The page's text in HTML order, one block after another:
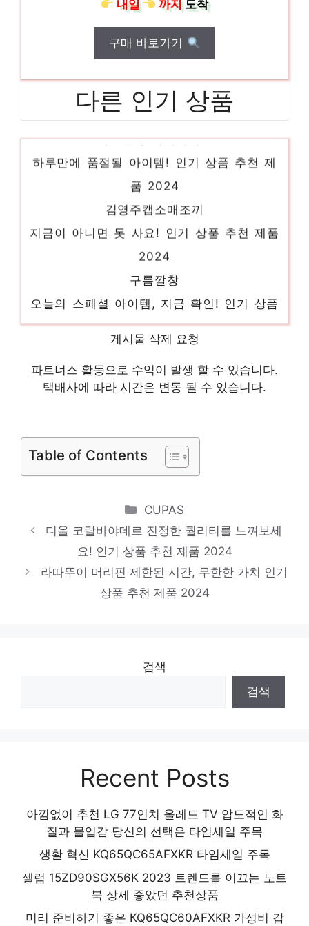
내일
까지도착
구매 바로가기
다른 인기 상품
T236MOP137W
화려한 스타일, 지금 경험하세요! 인기 상품
추천 제품 2024
천 제품 2024
NED4PP1502
당신만의 특별한 아이템! 인기 상품 추천 제
품 2024
토이엠원터치믹스컵
일상에 특별함을 더하는 제품 인기 상품 추천
제품 2024
게시물 삭제 요청
파트너스 활동으로 수익이 발생 할 수 있습니다.
택배사에 따라 시간은 변동 될 수 있습니다.
Table of Contents
Categories
CUPAS
디올 코랄바야데르 진정한 퀄리티를 느껴보세
요! 인기 상품 추천 제품 2024
라따뚜이 머리핀 제한된 시간, 무한한 가치 인기
상품 추천 제품 2024
검색
검색
Recent Posts
아낌없이 추천 LG 77인치 올레드 TV 압도적인 화
질과 몰입감 당신의 선택은 타임세일 주목
생활 혁신 KQ65QC65AFXKR 타임세일 주목
셀럽 15ZD90SGX56K 2023 트렌드를 이끄는 노트
북 상세 좋았던 추천상품
미리 준비하기 좋은 KQ65QC60AFXKR 가성비 갑